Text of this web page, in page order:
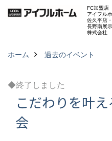
FC加盟店
アイフル
佐久平店
長野南展
株式会社
ホーム 過去のイベント
◆終了しました
こだわりを叶
会